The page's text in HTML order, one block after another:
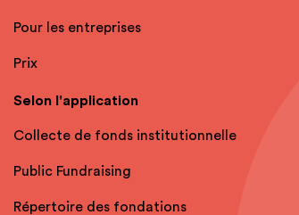
Pour les entreprises
Prix
Selon l'application
Collecte de fonds institutionnelle
Public Fundraising
Répertoire des fondations